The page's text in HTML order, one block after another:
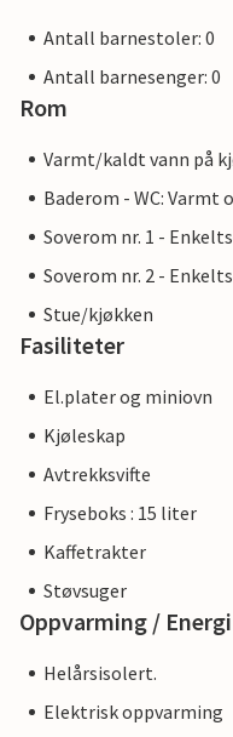
Antall barnestoler: 0
Antall barnesenger: 0
Rom
Varmt/kaldt vann på
Baderom - WC: Varmt
Soverom nr. 1 -
Soverom nr. 2 -
Stue/kjøkken
Fasiliteter
El.plater og miniovn
Kjøleskap
Avtrekksvifte
Fryseboks : 15 liter
Kaffetrakter
Støvsuger
Oppvarming / Energi
Helårsisolert.
Elektrisk oppvarming